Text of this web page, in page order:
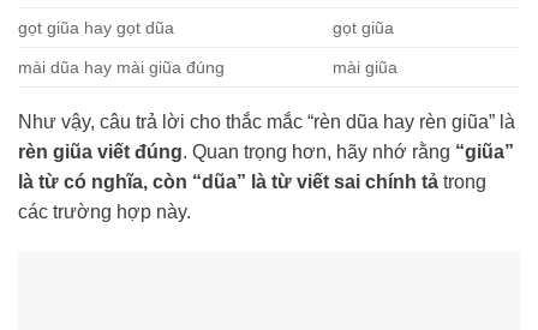
gọt giũa hay gọt dũa gọt giũa
mài dũa hay mài giũa đúng mài giũa
Như vậy, câu trả lời cho thắc mắc “rèn dũa hay rèn giũa” là
rèn giũa viết đúng. Quan trọng hơn, hãy nhớ rằng “giũa”
là từ có nghĩa, còn “dũa” là từ viết sai chính tả trong
các trường hợp này.